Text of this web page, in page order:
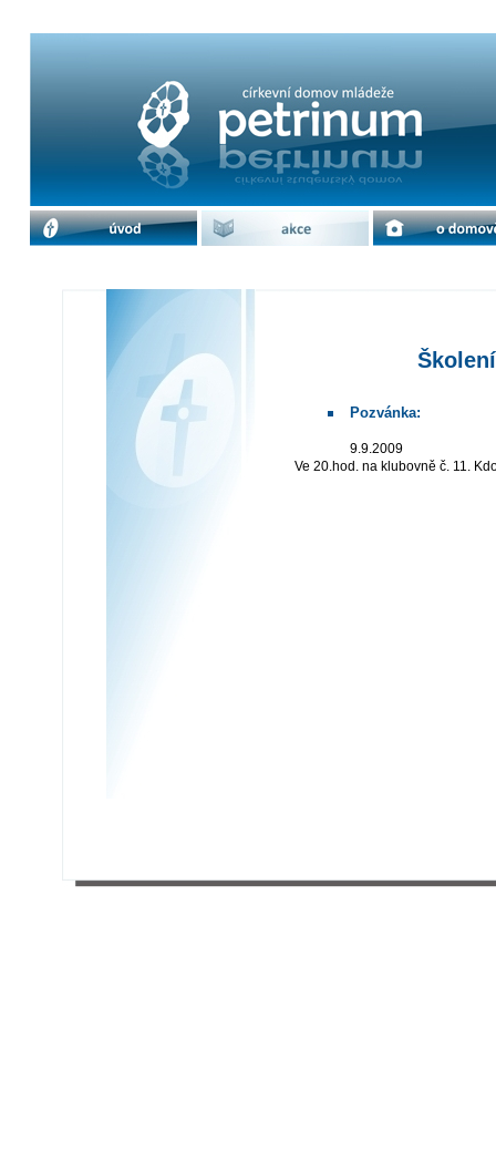
Školení střeleckého klubu | cdm
Pozvánka:
9.9.2009
Ve 20.hod. na klubovně č. 11.
úvod akce o domově